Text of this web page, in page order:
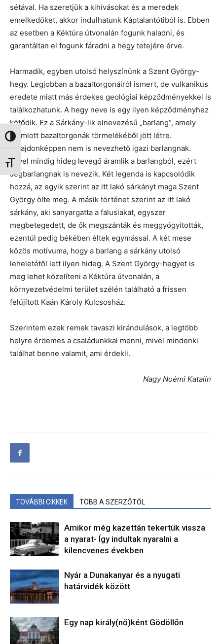
Nagy kontraszt váltása
Betűméret váltása
sétával. Ha szeretjük a kihívásokat és a meredek
emelkedőket, akkor indulhatunk Káptalantótiból is. Ebben
az esetben a Kéktúra útvonalán fogunk haladni, és
garantáltan el fogunk fáradni a hegy tetejére érve.
Harmadik, egyben utolsó helyszínünk a Szent György-
hegy. Legjobban a bazaltorgonáiról ismert, de vulkanikus
eredete miatt más érdekes geológiai képződményekkel is
találkozhatunk. A hegy neve is egy ilyen képződményhez
kötődik. Ez a Sárkány-lik elnevezésű „barlang”, amely
leomlott bazaltorgonák törmelékéből jött létre.
Tulajdonképpen nem is nevezhető igazi barlangnak.
Mivel mindig hideg levegő áramlik a barlangból, ezért
Jégbarlangnak is nevezik. Két legenda is kapcsolódik
hozzá, az egyik szerint az itt lakó sárkányt maga Szent
György ölte meg. A másik történet szerint az itt lakó
sárkány, aki sanyargatta a falusiakat, egyszer
megbetegedett, de ők megszánták és meggyógyították,
ezentúl pedig békében éltek egymással. A két mese
közös motívuma, hogy a barlang a sárkány utolsó
leheletétől lett ilyen hideg. A Szent György-hegyet is
meg lehet közelíteni a Kéktúra útvonalán, a
környezetvédelmi terület szélén található a frissen
felújított Kaán Károly Kulcsosház.
Szerintem ezek remek tavaszi kirándulások, a legtöbb
helyre érdemes a családunkkal menni, mivel mindenki
találhat benne valamit, ami érdekli.
Nagy Noémi Katalin
TOVÁBBI CIKKEK TÖBB A SZERZŐTŐL
Amikor még kazettán tekertük vissza
a nyarat- Így indultak nyaralni a
kilencvenes években
Nyár a Dunakanyar és a nyugati
határvidék között
Egy nap király(nő)ként Gödöllőn